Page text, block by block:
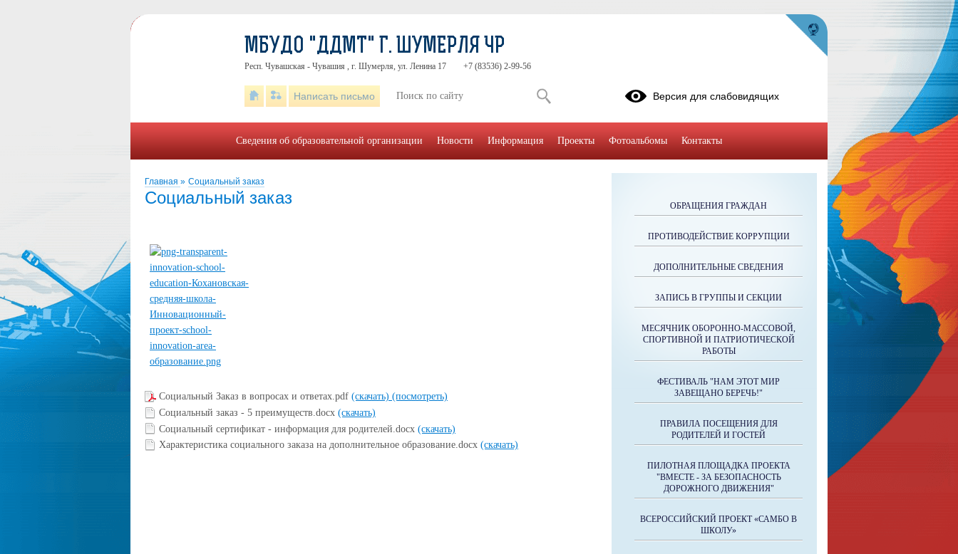
Главная » Социальный заказ
Социальный заказ
Социальный Заказ в вопросах и ответах.pdf (скачать) (посмотреть)
Социальный заказ - 5 преимуществ.docx (скачать)
Социальный сертификат - информация для родителей.docx (скачать)
Характеристика социального заказа на дополнительное образование.docx (скачать)
ОБРАЩЕНИЯ ГРАЖДАН
ПРОТИВОДЕЙСТВИЕ КОРРУПЦИИ
ДОПОЛНИТЕЛЬНЫЕ СВЕДЕНИЯ
ЗАПИСЬ В ГРУППЫ И СЕКЦИИ
МЕСЯЧНИК ОБОРОННО-МАССОВОЙ,
СПОРТИВНОЙ И ПАТРИОТИЧЕСКОЙ
РАБОТЫ
ФЕСТИВАЛЬ "НАМ ЭТОТ МИР
ЗАВЕЩАНО БЕРЕЧЬ!"
ПРАВИЛА ПОСЕЩЕНИЯ ДЛЯ
РОДИТЕЛЕЙ И ГОСТЕЙ
ПИЛОТНАЯ ПЛОЩАДКА ПРОЕКТА
"ВМЕСТЕ - ЗА БЕЗОПАСНОСТЬ
ДОРОЖНОГО ДВИЖЕНИЯ"
ВСЕРОССИЙСКИЙ ПРОЕКТ «САМБО В
ШКОЛУ»
МБУДО "ДДМТ" Г. ШУМЕРЛЯ ЧР
Респ. Чувашская - Чувашия , г. Шумерля, ул. Ленина 17 +7 (83536) 2-99-56
Написать письмо Версия для слабовидящих
Сведения об образовательной организации Новости Информация Проекты Фотоальбомы Контакты